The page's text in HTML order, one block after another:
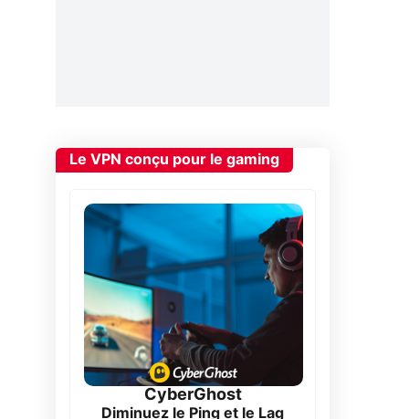
Le VPN conçu pour le gaming
CyberGhost
Diminuez le Ping et le Lag